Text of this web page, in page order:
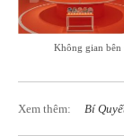
Không gian bên
Xem thêm: Bí